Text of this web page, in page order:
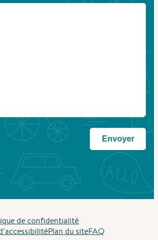
de confidentialité
Plan du siteFAQ